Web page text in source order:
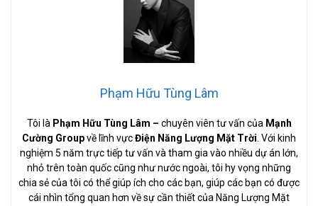
Phạm Hữu Tùng Lâm
Tôi là Phạm Hữu Tùng Lâm – chuyên viên tư vấn của Mạnh
Cường Groupvề lĩnh vựcĐiện Năng Lượng Mặt Trời . Với kinh
nghiệm 5 năm trực tiếp tư vấn và tham gia vào nhiều dự án lớn,
nhỏ trên toàn quốc cũng như nước ngoài, tôi hy vọng những
chia sẻ của tôi có thể giúp ích cho các bạn, giúp các bạn có được
cái nhìn tổng quan hơn về sự cần thiết của Năng Lượng Mặt